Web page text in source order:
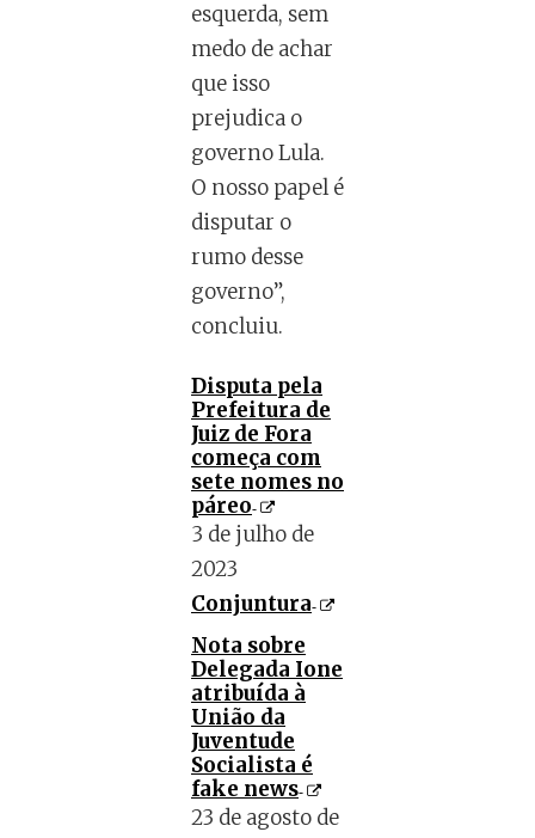
esquerda, sem
medo de achar
que isso
prejudica o
governo Lula.
O nosso papel é
disputar o
rumo desse
governo”,
concluiu.
Disputa pela
Prefeitura de
Juiz de Fora
começa com
sete nomes no
páreo
3 de julho de
2023
Conjuntura
Nota sobre
Delegada Ione
atribuída à
União da
Juventude
Socialista é
fake news
23 de agosto de